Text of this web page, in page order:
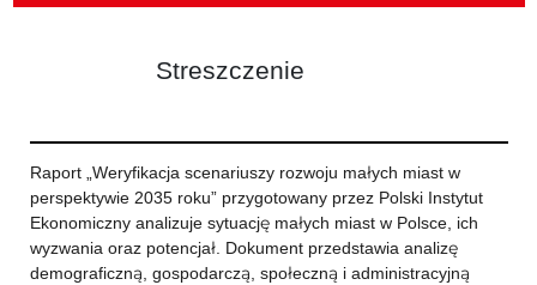
Streszczenie
Raport „Weryfikacja scenariuszy rozwoju małych miast w
perspektywie 2035 roku” przygotowany przez Polski Instytut
Ekonomiczny analizuje sytuację małych miast w Polsce, ich
wyzwania oraz potencjał. Dokument przedstawia analizę
demograficzną, gospodarczą, społeczną i administracyjną